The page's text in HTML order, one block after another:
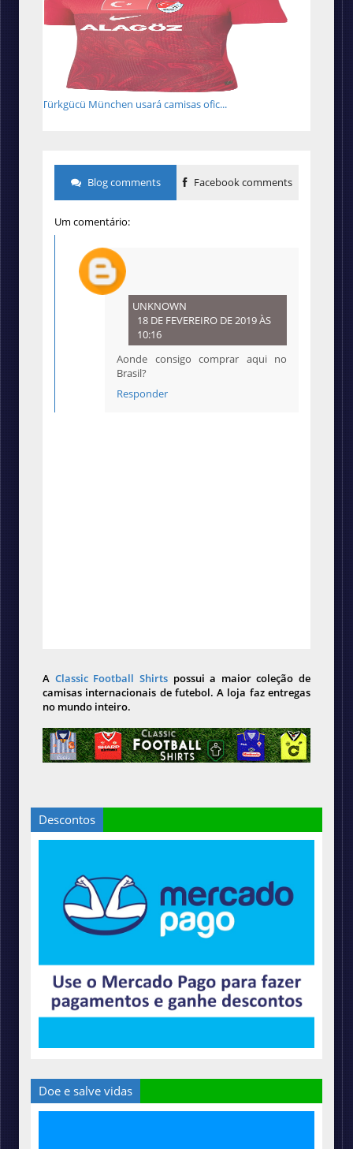
Türkgücü München usará camisas ofic...
Blog comments Facebook comments
Um comentário:
UNKNOWN
18 DE FEVEREIRO DE 2019 ÀS
10:16
Aonde consigo comprar aqui no
Brasil?
Responder
A Classic Football Shirts possui a maior coleção de
camisas internacionais de futebol. A loja faz entregas
no mundo inteiro.
Descontos
Doe e salve vidas